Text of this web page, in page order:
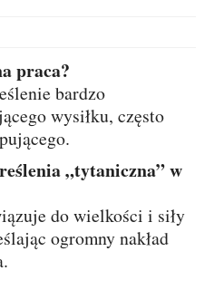
praca?
bardzo
wysiłku, często
do wielkości i siły
ogromny nakład